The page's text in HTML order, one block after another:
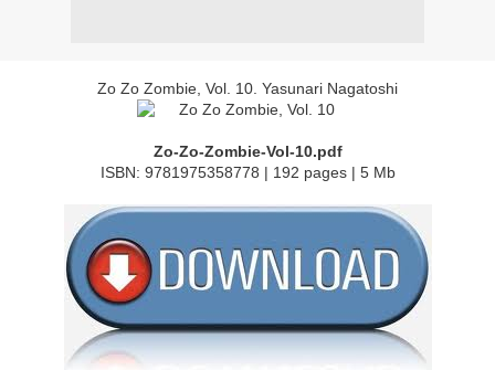
Zo Zo Zombie, Vol. 10. Yasunari Nagatoshi
Zo-Zo-Zombie-Vol-10.pdf
ISBN: 9781975358778 | 192 pages | 5 Mb